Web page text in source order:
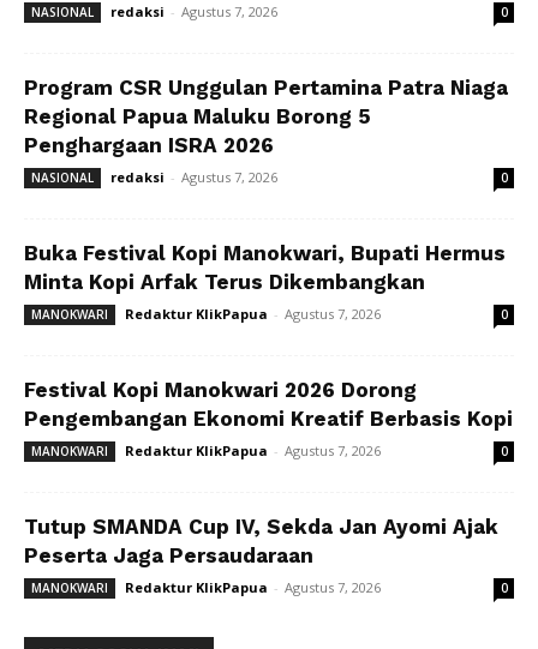
NASIONAL redaksi - Agustus 7, 2026 0
Program CSR Unggulan Pertamina Patra Niaga
Regional Papua Maluku Borong 5
Penghargaan ISRA 2026
NASIONAL redaksi - Agustus 7, 2026 0
Buka Festival Kopi Manokwari, Bupati Hermus
Minta Kopi Arfak Terus Dikembangkan
MANOKWARI Redaktur KlikPapua - Agustus 7, 2026 0
Festival Kopi Manokwari 2026 Dorong
Pengembangan Ekonomi Kreatif Berbasis Kopi
MANOKWARI Redaktur KlikPapua - Agustus 7, 2026 0
Tutup SMANDA Cup IV, Sekda Jan Ayomi Ajak
Peserta Jaga Persaudaraan
MANOKWARI Redaktur KlikPapua - Agustus 7, 2026 0